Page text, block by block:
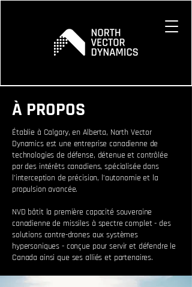
À PROPOS
Établie à Calgary, en Alberta, North Vector
Dynamics est une entreprise canadienne de
technologies de défense, détenue et contrôlée
par des intérêts canadiens, spécialisée dans
l’interception de précision, l’autonomie et la
propulsion avancée.
NVD bâtit la première capacité souveraine
canadienne de missiles à spectre complet - des
solutions contre-drones aux systèmes
hypersoniques - conçue pour servir et défendre le
Canada ainsi que ses alliés et partenaires.